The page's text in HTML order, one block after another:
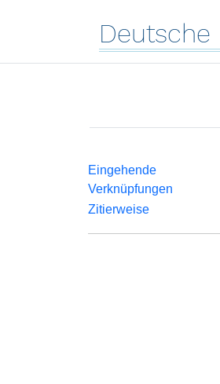
Deutsche
Eingehende
Verknüpfungen
Zitierweise